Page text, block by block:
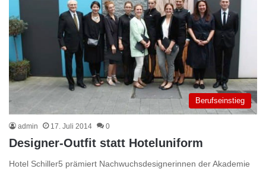
Berufseinstieg
admin 17. Juli 2014 0
Designer-Outfit statt Hoteluniform
Hotel Schiller5 prämiert Nachwuchsdesignerinnen der Akademie